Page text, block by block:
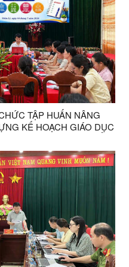
TẬP HUẤN NÂNG
KẾ HOẠCH GIÁO DỤC